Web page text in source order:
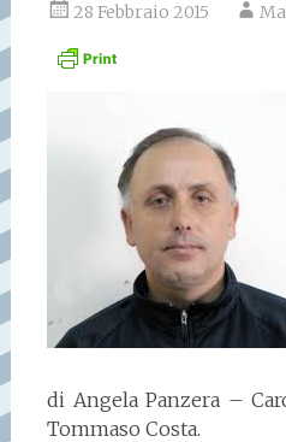
28 Febbraio 2015
di Angela Panzera –
Tommaso Costa.